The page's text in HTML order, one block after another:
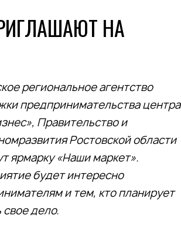
НА
региональное агентство
предпринимательства центра
Правительство и
Ростовской области
ярмарку «Наши маркет».
будет интересно
и тем, кто планирует
свое дело.